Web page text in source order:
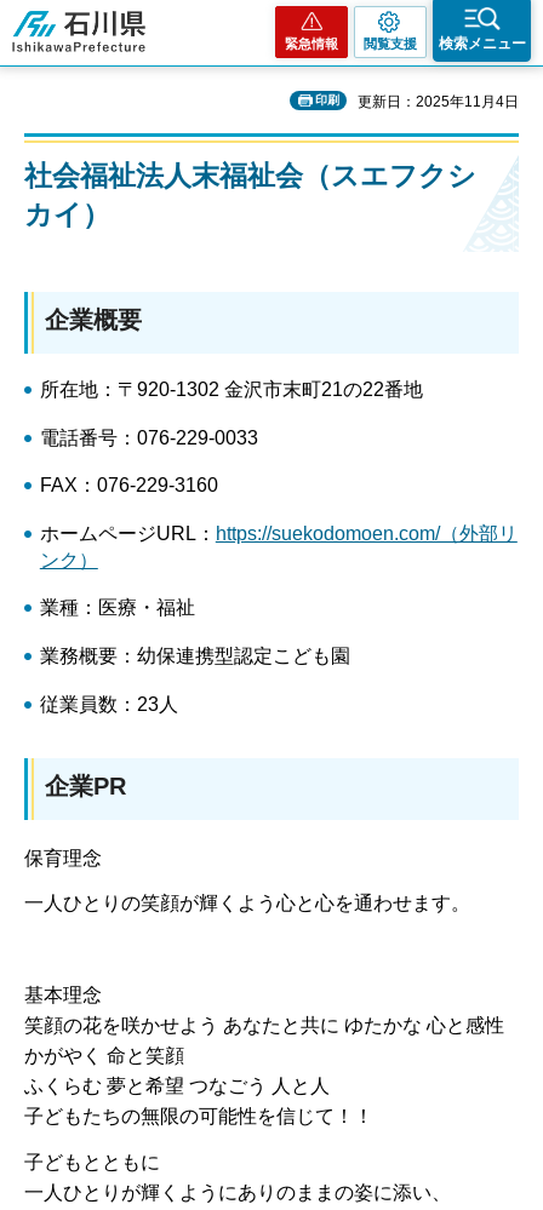
石川県
緊急情報 閲覧支援 検索メニュー
印刷 更新日：2025年11月4日
社会福祉法人末福祉会（スエフクシ
カイ）
企業概要
所在地：〒920-1302 金沢市末町21の22番地
電話番号：076-229-0033
FAX：076-229-3160
ホームページURL： https://suekodomoen.com/（外部リ
ンク）
業種：医療・福祉
業務概要：幼保連携型認定こども園
従業員数：23人
企業PR
保育理念
一人ひとりの笑顔が輝くよう心と心を通わせます。
基本理念
笑顔の花を咲かせよう あなたと共に ゆたかな 心と感性
かがやく 命と笑顔
ふくらむ 夢と希望 つなごう 人と人
子どもたちの無限の可能性を信じて！！
子どもとともに
一人ひとりが輝くようにありのままの姿に添い、